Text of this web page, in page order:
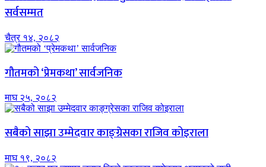
सर्वसम्मत
चैत्र १४, २०८२
गौतमको ‘प्रेमकथा’ सार्वजनिक
माघ २५, २०८२
सबैको साझा उम्मेदवार काङ्ग्रेसका राजिव कोइराला
माघ १९, २०८२